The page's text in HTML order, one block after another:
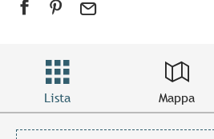
Lista Mappa